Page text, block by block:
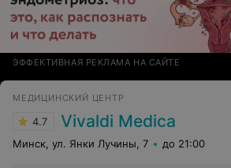
ЭФФЕКТИВНАЯ РЕКЛАМА НА САЙТЕ
МЕДИЦИНСКИЙ ЦЕНТР
4.7 Vivaldi Medica
Минск, ул. Янки Лучины, 7 до 21:00